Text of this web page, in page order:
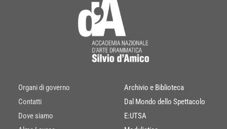
Organi di governo
Contatti
Dove siamo
Archivio e Biblioteca
Dal Mondo dello Spettacolo
E:UTSA